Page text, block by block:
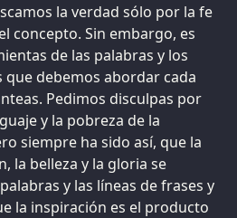
la verdad sólo por la fe
concepto. Sin embargo, es
de las palabras y los
que debemos abordar cada
Pedimos disculpas por
y la pobreza de la
siempre ha sido así, que la
la belleza y la gloria se
y las líneas de frases y
la inspiración es el producto